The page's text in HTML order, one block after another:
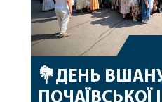
💐ДЕНЬ
ПОЧАЇВСЬКОЇ